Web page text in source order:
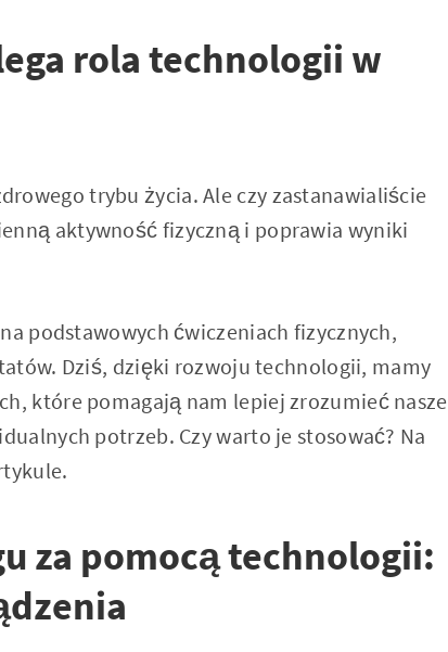
rola technologii w
trybu życia. Ale czy zastanawialiście
aktywność fizyczną i poprawia wyniki
podstawowych ćwiczeniach fizycznych,
Dziś, dzięki rozwoju technologii, mamy
które pomagają nam lepiej zrozumieć nasze
potrzeb. Czy warto je stosować? Na
za pomocą technologii: